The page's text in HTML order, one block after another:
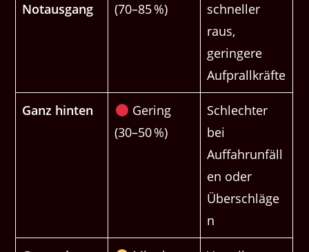
Notausgang
(70–85 %)
schneller
raus,
geringere
Aufprallkräfte
Ganz hinten
Gering
(30–50 %)
Schlechter
bei
Auffahrunfäll
en oder
Überschläge
n